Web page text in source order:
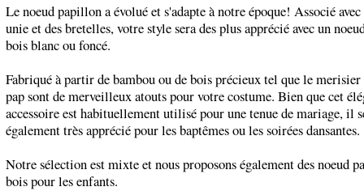
Le noeud papillon a évolué et s'adapte à notre époque! Associé
unie et des bretelles, votre style sera des plus apprécié avec un
bois blanc ou foncé.
Fabriqué à partir de bambou ou de bois précieux tel que le merisier
pap sont de merveilleux atouts pour votre costume. Bien que cet
accessoire est habituellement utilisé pour une tenue de mariage, il
également très apprécié pour les baptêmes ou les soirées dansantes.
Notre sélection est mixte et nous proposons également des noeud
bois pour les enfants.